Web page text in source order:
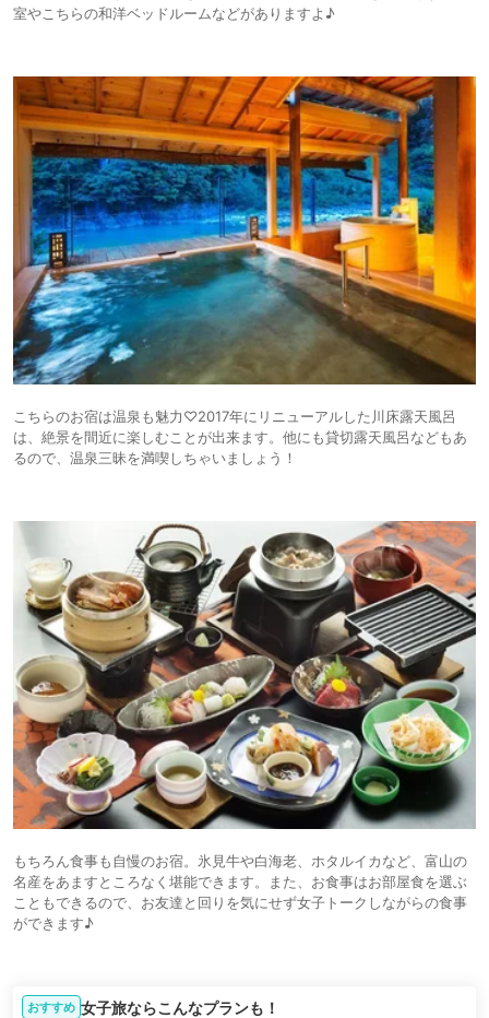
室やこちらの和洋ベッドルームなどがありますよ♪
こちらのお宿は温泉も魅力♡2017年にリニューアルした川床露天風呂
は、絶景を間近に楽しむことが出来ます。他にも貸切露天風呂などもあ
るので、温泉三昧を満喫しちゃいましょう！
もちろん食事も自慢のお宿。氷見牛や白海老、ホタルイカなど、富山の
名産をあますところなく堪能できます。また、お食事はお部屋食を選ぶ
こともできるので、お友達と回りを気にせず女子トークしながらの食事
ができます♪
おすすめ 女子旅ならこんなプランも！